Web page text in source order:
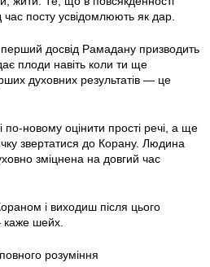
час посту усвідомлюють як дар.
досвід Рамадану призводить
плоди навіть коли ти ще
духовних результатів — це
новому оцінити прості речі, а ще
звертатися до Корану. Людина
зміцнена на довгий час
і виходиш після цього
каже шейх.
розуміння